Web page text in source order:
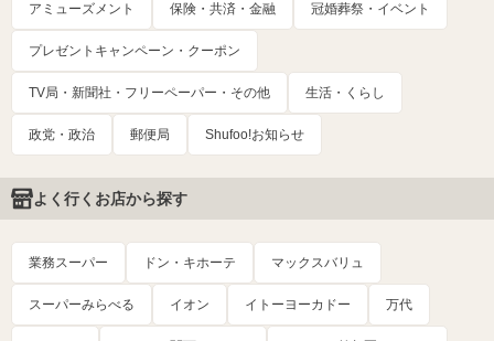
アミューズメント 保険・共済・金融 冠婚葬祭・イベント
プレゼントキャンペーン・クーポン
TV局・新聞社・フリーペーパー・その他 生活・くらし
政党・政治 郵便局 Shufoo!お知らせ
よく行くお店から探す
業務スーパー ドン・キホーテ マックスバリュ
スーパーみらべる イオン イトーヨーカドー 万代